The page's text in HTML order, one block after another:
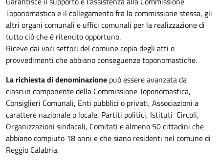
Toponomastica e il collegamento fra la commissione stessa, gli
altri organi comunali e uffici comunali per la realizzazione di
tutto ciò che è ritenuto opportuno.
Riceve dai vari settori del comune copia degli atti o
provvedimenti che abbiano conseguenze toponomastiche.
La richiesta di denominazione può essere avanzata da
ciascun componente della Commissione Toponomastica,
Consiglieri Comunali, Enti pubblici o privati, Associazioni a
carattere nazionale o locale, Partiti politici, Istituti Circoli,
Organizzazioni sindacali, Comitati e almeno 50 cittadini che
abbiano compiuto 18 anni e che siano residenti nel comune di
Reggio Calabria.